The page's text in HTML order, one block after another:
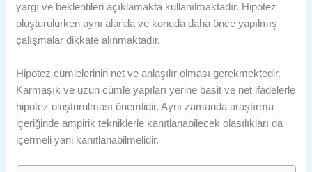
yargı ve beklentileri açıklamakta kullanılmaktadır. Hipotez
oluşturulurken aynı alanda ve konuda daha önce yapılmış
çalışmalar dikkate alınmaktadır.
Hipotez cümlelerinin net ve anlaşılır olması gerekmektedir.
Karmaşık ve uzun cümle yapıları yerine basit ve net ifadelerle
hipotez oluşturulması önemlidir. Aynı zamanda araştırma
içeriğinde ampirik tekniklerle kanıtlanabilecek olasılıkları da
içermeli yani kanıtlanabilmelidir.